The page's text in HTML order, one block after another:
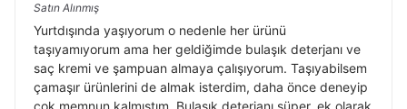
Satın Alınmış
Yurtdışında yaşıyorum o nedenle her ürünü
taşıyamıyorum ama her geldiğimde bulaşık deterjanı ve
saç kremi ve şampuan almaya çalışıyorum. Taşıyabilsem
çamaşır ürünlerini de almak isterdim, daha önce deneyip